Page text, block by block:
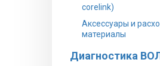
corelink)
Аксессуары и
материалы
Диагностика